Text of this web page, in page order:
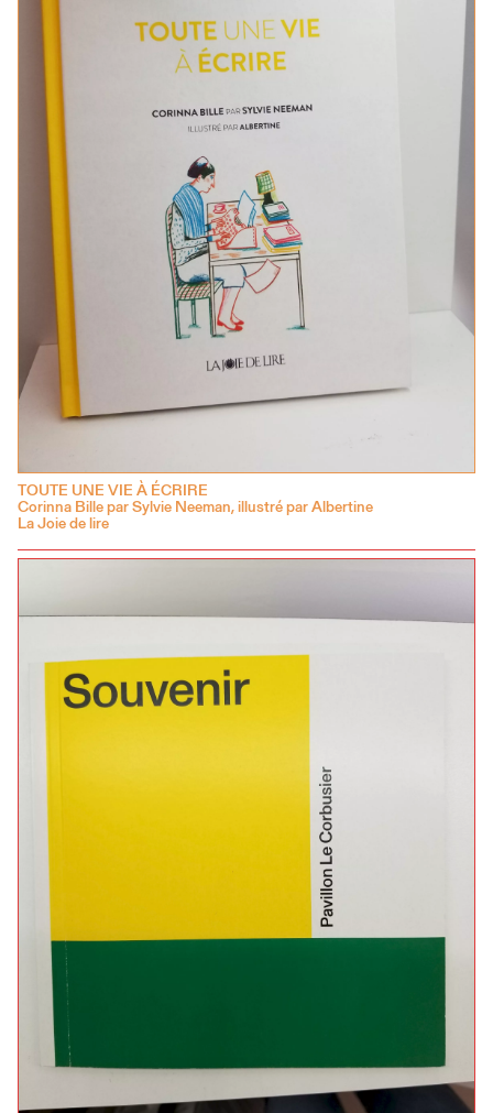
TOUTE UNE VIE À ÉCRIRE
Corinna Bille par Sylvie Neeman, illustré par Albertine
La Joie de lire